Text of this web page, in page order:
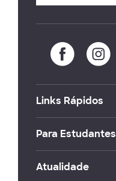
Links Rápidos
Para Estudantes
Atualidade